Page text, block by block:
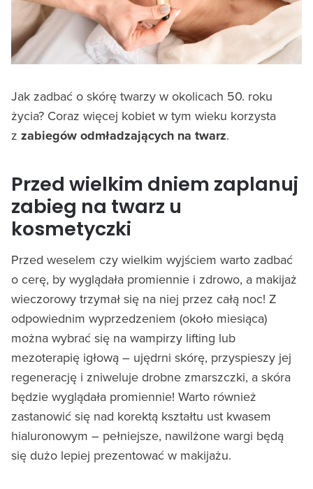
Jak zadbać o skórę twarzy w okolicach 50. roku
życia? Coraz więcej kobiet w tym wieku korzysta
z zabiegów odmładzających na twarz.
Przed wielkim dniem zaplanuj
zabieg na twarz u
kosmetyczki
Przed weselem czy wielkim wyjściem warto zadbać
o cerę, by wyglądała promiennie i zdrowo, a makijaż
wieczorowy trzymał się na niej przez całą noc! Z
odpowiednim wyprzedzeniem (około miesiąca)
można wybrać się na wampirzy lifting lub
mezoterapię igłową – ujędrni skórę, przyspieszy jej
regenerację i zniweluje drobne zmarszczki, a skóra
będzie wyglądała promiennie! Warto również
zastanowić się nad korektą kształtu ust kwasem
hialuronowym – pełniejsze, nawilżone wargi będą
się dużo lepiej prezentować w makijażu.